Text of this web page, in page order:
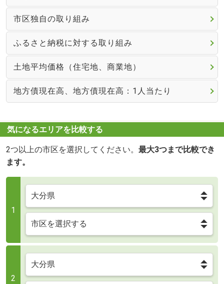
市区独自の取り組み
ふるさと納税に対する取り組み
土地平均価格（住宅地、商業地）
地方債現在高、地方債現在高：1人当たり
気になるエリアを比較する
2つ以上の市区を選択してください。 最大3つまで比較でき
ます。
1
2